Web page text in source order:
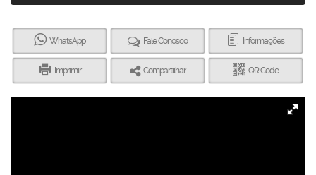
WhatsApp Fale Conosco Informações
Imprimir Compartilhar QR Code